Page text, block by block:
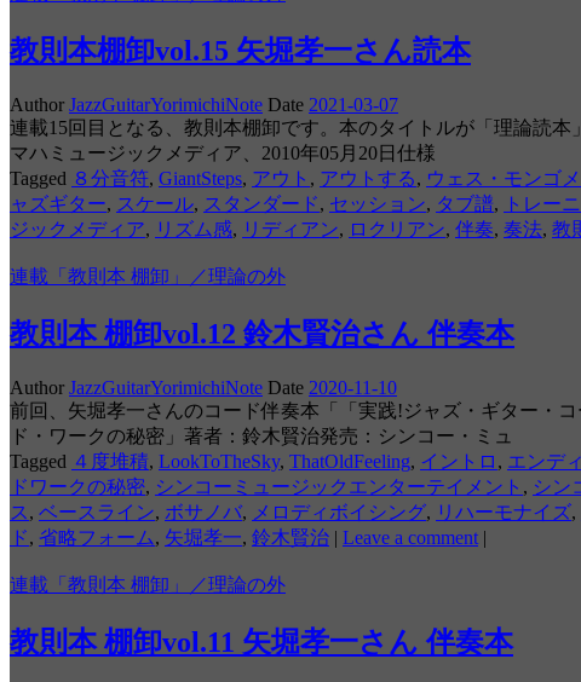
教則本棚卸vol.15 矢堀孝一さん読本
Author JazzGuitarYorimichiNote Date 2021-03-07
連載15回目となる、教則本棚卸です。本のタイトルが「理論読
マハミュージックメディア、2010年05月20日仕様
Tagged ８分音符, GiantSteps, アウト , アウトする, ウェス・モンゴ
ャズギター, スケール, スタンダード, セッション, タブ譜, トレー
ジックメディア, リズム感, リディアン, ロクリアン, 伴奏, 奏法, 教
連載「教則本 棚卸」／理論の外
教則本 棚卸vol.12 鈴木賢治さん 伴奏本
Author JazzGuitarYorimichiNote Date 2020-11-10
前回、矢堀孝一さんのコード伴奏本「「実践!ジャズ・ギター・
ド・ワークの秘密」著者：鈴木賢治発売：シンコー・ミュ
Tagged ４度堆積, LookToTheSky, ThatOldFeeling, イントロ , エンデ
ドワークの秘密, シンコーミュージックエンターテイメント , シン
ス , ベースライン, ボサノバ, メロディボイシング, リハーモナイズ,
ド, 省略フォーム, 矢堀孝一, 鈴木賢治 | Leave a comment |
連載「教則本 棚卸」／理論の外
教則本 棚卸vol.11 矢堀孝一さん 伴奏本